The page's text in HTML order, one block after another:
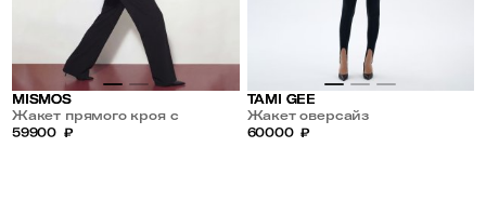
MISMOS
Жакет прямого кроя с
атласным лацканом
59900 ₽
TAMI GEE
Жакет оверсайз
60000 ₽